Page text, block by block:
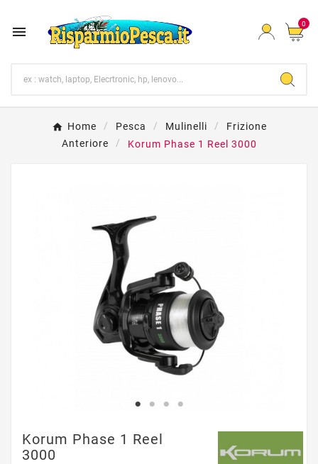
 0
Home Pesca Mulinelli
Frizione
Anteriore
Korum Phase 1 Reel 3000
Korum Phase 1 Reel
3000